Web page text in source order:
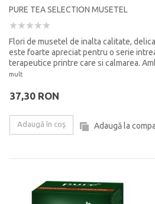
PURE TEA SELECTION MUSETEL
Flori de musetel de inalta calitate,
este foarte apreciat pentru o serie
terapeutice printre care si calmarea.
mult
37,30 RON
Adaugă în coş Adaugă la